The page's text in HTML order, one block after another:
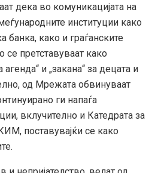
дека во комуникацијата на
институции како
како и граѓанските
се претставуваат како
агенда“ и „закана“ за децата и
од Мрежата обвинуваат
ги напаѓа
вклучително и Катедрата за
поставувајќи се како